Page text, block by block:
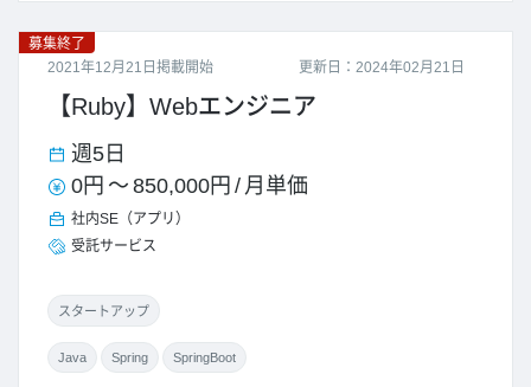
更新日：2024年02月21日
募集終了
2021年12月21日掲載開始
【Ruby】Webエンジニア
週5日
0円 ～ 850,000円 / 月単価
社内SE（アプリ）
受託サービス
スタートアップ
Java Spring SpringBoot